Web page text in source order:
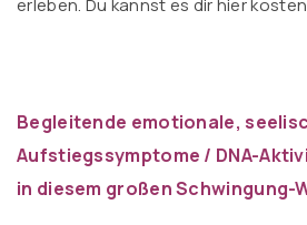
erleben. Du kannst es dir hier
Begleitende emotionale,
Aufstiegssymptome / DNA-
in diesem großen Schwingung-